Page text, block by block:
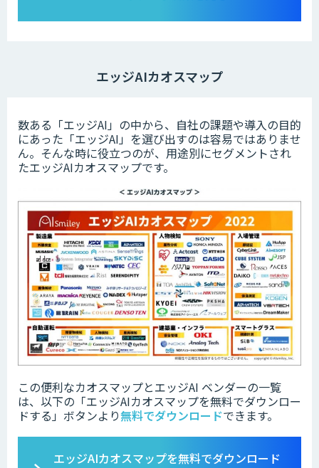
エッジAIカオスマップ
数ある「エッジAI」の中から、自社の課題や導入の目的
にあった「エッジAI」を選び出すのは容易ではありませ
ん。そんな時に役立つのが、用途別にセグメントされ
たエッジAIカオスマップです。
この便利なカオスマップとエッジAI ベンダーの一覧
は、以下の「エッジAIカオスマップを無料でダウンロー
ドする」ボタンより無料でダウンロードできます。
エッジAIカオスマップを無料でダウンロード